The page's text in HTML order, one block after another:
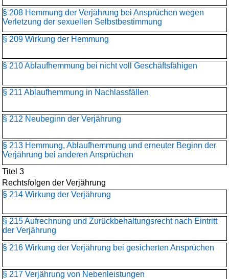
§ 208 Hemmung der Verjährung bei Ansprüchen wegen
Verletzung der sexuellen Selbstbestimmung
§ 209 Wirkung der Hemmung
§ 210 Ablaufhemmung bei nicht voll Geschäftsfähigen
§ 211 Ablaufhemmung in Nachlassfällen
§ 212 Neubeginn der Verjährung
§ 213 Hemmung, Ablaufhemmung und erneuter Beginn der
Verjährung bei anderen Ansprüchen
Titel 3
Rechtsfolgen der Verjährung
§ 214 Wirkung der Verjährung
§ 215 Aufrechnung und Zurückbehaltungsrecht nach Eintritt
der Verjährung
§ 216 Wirkung der Verjährung bei gesicherten Ansprüchen
§ 217 Verjährung von Nebenleistungen